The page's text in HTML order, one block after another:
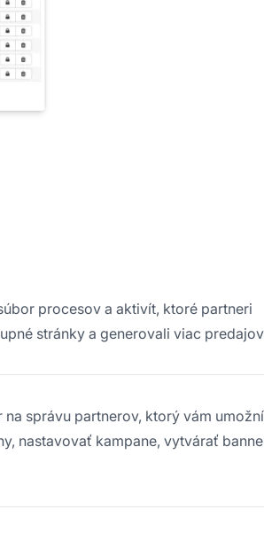
procesov a aktivít, ktoré partneri
stránky a generovali viac
správu partnerov, ktorý vám
nastavovať kampane, vytvárať